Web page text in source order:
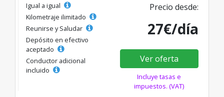
Igual a igual
Kilometraje ilimitado
Reunirse y Saludar
Depósito en efectivo
aceptado
Conductor adicional
incluido
Precio desde:
27€/día
Ver oferta
Incluye tasas e
impuestos. (VAT)